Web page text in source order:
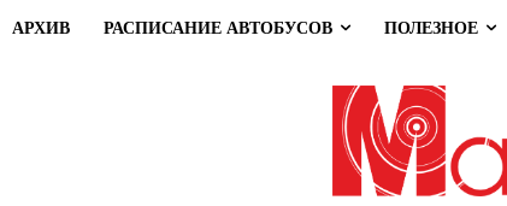
АРХИВ РАСПИСАНИЕ АВТОБУСОВ ПОЛЕЗНОЕ